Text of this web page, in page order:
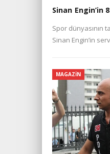
Sinan Engin’in
Spor dünyasının
Sinan Engin’in
MAGAZIN